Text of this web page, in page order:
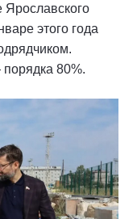
Ярославского
этого года
80%.